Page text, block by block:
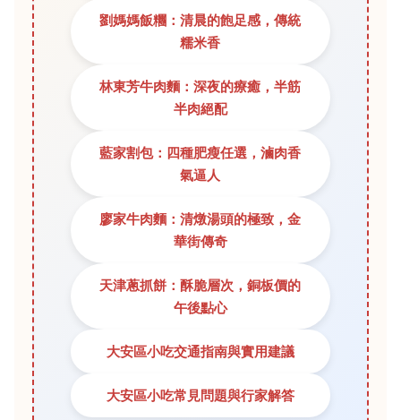
劉媽媽飯糰：清晨的飽足感，傳統
糯米香
林東芳牛肉麵：深夜的療癒，半筋
半肉絕配
藍家割包：四種肥瘦任選，滷肉香
氣逼人
廖家牛肉麵：清燉湯頭的極致，金
華街傳奇
天津蔥抓餅：酥脆層次，銅板價的
午後點心
大安區小吃交通指南與實用建議
大安區小吃常見問題與行家解答